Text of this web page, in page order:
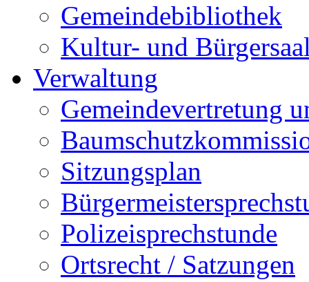
Gemeindebibliothek
Kultur- und
Verwaltung
Gemeindevertretung
Sitzungsplan
Polizeisprechstunde
Ortsrecht / Satzungen